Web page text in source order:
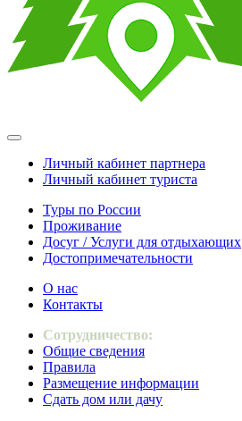
Личный кабинет партнера
Личный кабинет туриста
Туры по России
Проживание
Досуг / Услуги для отдыхающих
Достопримечательности
О нас
Контакты
Сотрудничество:
Общие сведения
Правила
Размещение информации
Сдать дом или дачу